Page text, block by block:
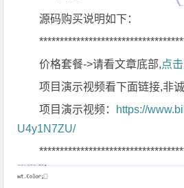
源码购买说明如下：
价格套餐->请看文章底部,点
项目演示视频看下面链接,非
项目演示视频： https://
U4y1N7ZU/